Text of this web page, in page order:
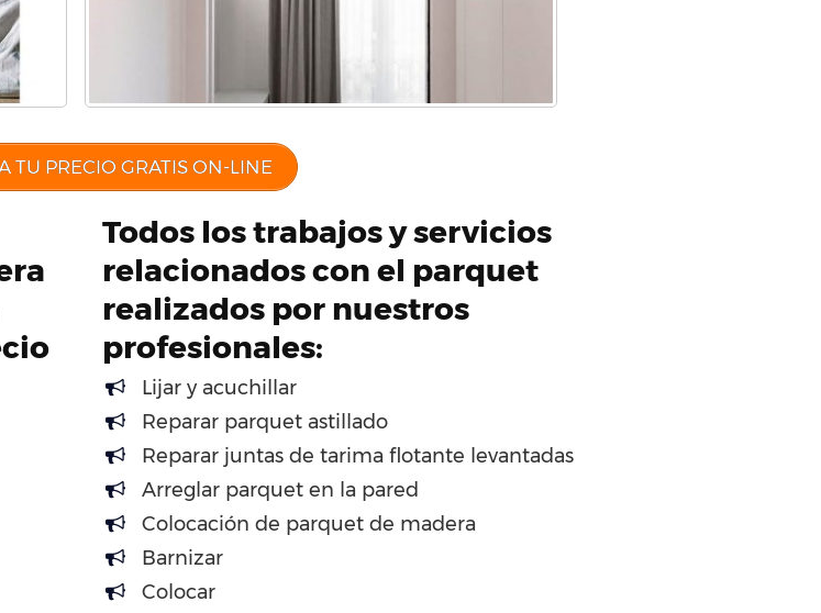
TU PRECIO GRATIS ON-LINE
Todos los trabajos y servicios
relacionados con el parquet
realizados por nuestros
profesionales:
Lijar y acuchillar
Reparar parquet astillado
Reparar juntas de tarima flotante levantadas
Arreglar parquet en la pared
Colocación de parquet de madera
Barnizar
Colocar